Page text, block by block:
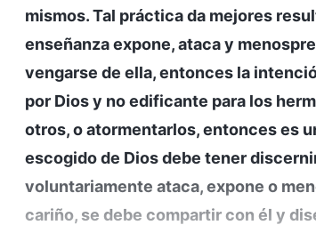
mismos. Tal práctica da mejores
enseñanza expone, ataca y
vengarse de ella, entonces la
por Dios y no edificante para los
otros, o atormentarlos, entonces es
escogido de Dios debe tener
voluntariamente ataca, expone o
cariño, se debe compartir con él y